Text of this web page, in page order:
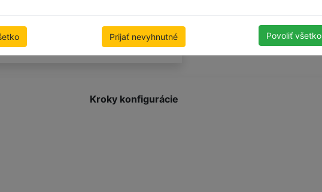
Prijať nevyhnutné Povoliť všetko
Kroky konfigurácie